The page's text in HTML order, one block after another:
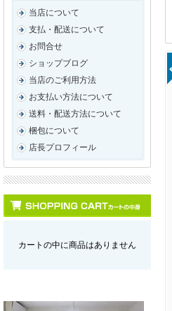
当店について
支払・配送について
お問合せ
ショップブログ
当店のご利用方法
お支払い方法について
送料・配送方法について
梱包について
店長プロフィール
カートの中に商品はありません